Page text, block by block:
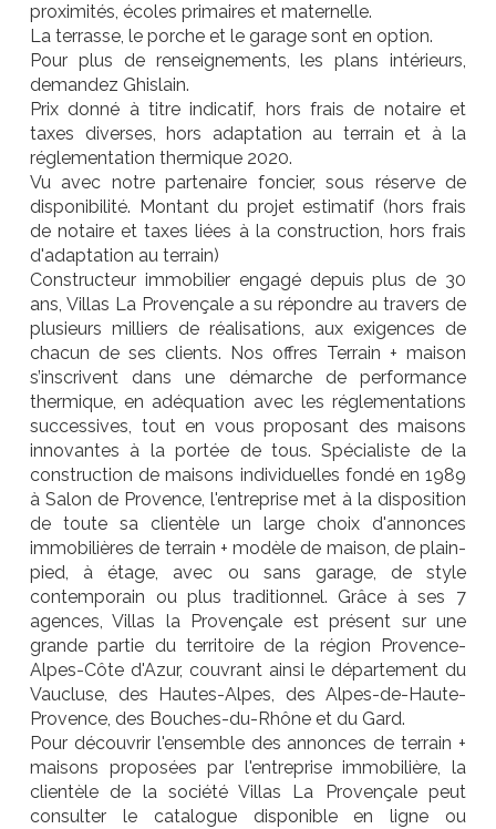
proximités, écoles primaires et maternelle.
La terrasse, le porche et le garage sont en option.
Pour plus de renseignements, les plans intérieurs,
demandez Ghislain.
Prix donné à titre indicatif, hors frais de notaire et
taxes diverses, hors adaptation au terrain et à la
réglementation thermique 2020.
Vu avec notre partenaire foncier, sous réserve de
disponibilité. Montant du projet estimatif (hors frais
de notaire et taxes liées à la construction, hors frais
d'adaptation au terrain)
Constructeur immobilier engagé depuis plus de 30
ans, Villas La Provençale a su répondre au travers de
plusieurs milliers de réalisations, aux exigences de
chacun de ses clients. Nos offres Terrain + maison
s’inscrivent dans une démarche de performance
thermique, en adéquation avec les réglementations
successives, tout en vous proposant des maisons
innovantes à la portée de tous. Spécialiste de la
construction de maisons individuelles fondé en 1989
à Salon de Provence, l'entreprise met à la disposition
de toute sa clientèle un large choix d'annonces
immobilières de terrain + modèle de maison, de plain-
pied, à étage, avec ou sans garage, de style
contemporain ou plus traditionnel. Grâce à ses 7
agences, Villas la Provençale est présent sur une
grande partie du territoire de la région Provence-
Alpes-Côte d'Azur, couvrant ainsi le département du
Vaucluse, des Hautes-Alpes, des Alpes-de-Haute-
Provence, des Bouches-du-Rhône et du Gard.
Pour découvrir l'ensemble des annonces de terrain +
maisons proposées par l'entreprise immobilière, la
clientèle de la société Villas La Provençale peut
consulter le catalogue disponible en ligne ou